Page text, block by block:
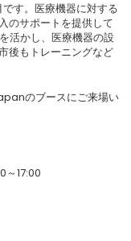
す。医療機器に対する
のサポートを提供して
活かし、医療機器の設
後もトレーニングなど
のブースにご来場い
～17:00